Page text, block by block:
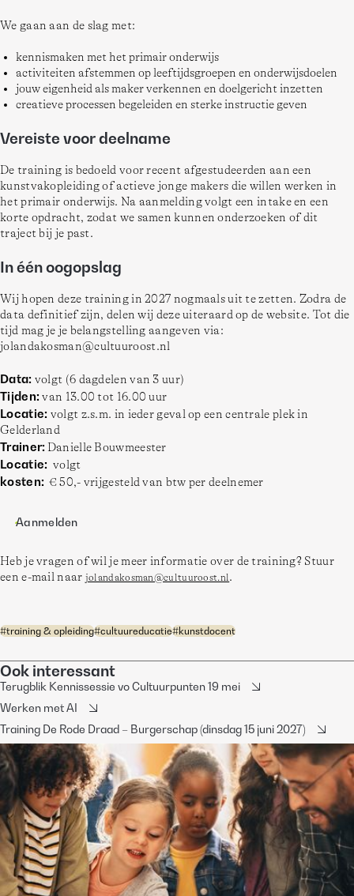
We gaan aan de slag met:
kennismaken met het primair onderwijs
activiteiten afstemmen op leeftijdsgroepen en onderwijsdoelen
jouw eigenheid als maker verkennen en doelgericht inzetten
creatieve processen begeleiden en sterke instructie geven
Vereiste voor deelname
De training is bedoeld voor recent afgestudeerden aan een
kunstvakopleiding of actieve jonge makers die willen werken in
het primair onderwijs. Na aanmelding volgt een intake en een
korte opdracht, zodat we samen kunnen onderzoeken of dit
In één oogopslag
Wij hopen deze training in 2027 nogmaals uit te zetten. Zodra de
data definitief zijn, delen wij deze uiteraard op de website. Tot die
jolandakosman@cultuuroost.nl
Data: volgt (6 dagdelen van 3 uur)
Tijden: van 13.00 tot 16.00 uur
Locatie: volgt z.s.m. in ieder geval op een centrale plek in
Gelderland
Trainer: Danielle Bouwmeester
Locatie: volgt
kosten: € 50,- vrijgesteld van btw per deelnemer
Aanmelden
Heb je vragen of wil je meer informatie over de training? Stuur
een e-mail naar jolandakosman@cultuuroost.nl.
#training & opleiding#cultuureducatie#kunstdocent
Ook interessant
Terugblik Kennissessie vo Cultuurpunten 19 mei
Werken met AI
Training De Rode Draad – Burgerschap (dinsdag 15 juni 2027)